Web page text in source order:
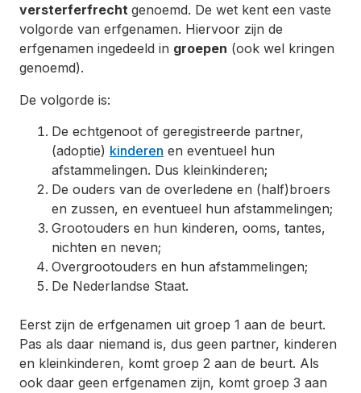
versterferfrecht genoemd. De wet kent een vaste
volgorde van erfgenamen. Hiervoor zijn de
erfgenamen ingedeeld in groepen (ook wel kringen
genoemd).
De volgorde is:
De echtgenoot of geregistreerde partner,
(adoptie) kinderen en eventueel hun
afstammelingen. Dus kleinkinderen;
De ouders van de overledene en (half)broers
en zussen, en eventueel hun afstammelingen;
Grootouders en hun kinderen, ooms, tantes,
nichten en neven;
Overgrootouders en hun afstammelingen;
De Nederlandse Staat.
Eerst zijn de erfgenamen uit groep 1 aan de beurt.
Pas als daar niemand is, dus geen partner, kinderen
en kleinkinderen, komt groep 2 aan de beurt. Als
ook daar geen erfgenamen zijn, komt groep 3 aan